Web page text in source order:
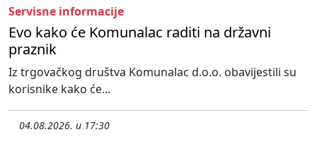
Servisne informacije
Evo kako će Komunalac raditi na državni
praznik
Iz trgovačkog društva Komunalac d.o.o. obavijestili su
korisnike kako će...
04.08.2026. u 17:30